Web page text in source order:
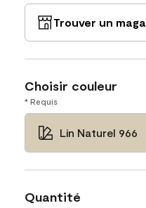
Trouver un
Choisir couleur
* Requis
Lin Naturel 966
Quantité